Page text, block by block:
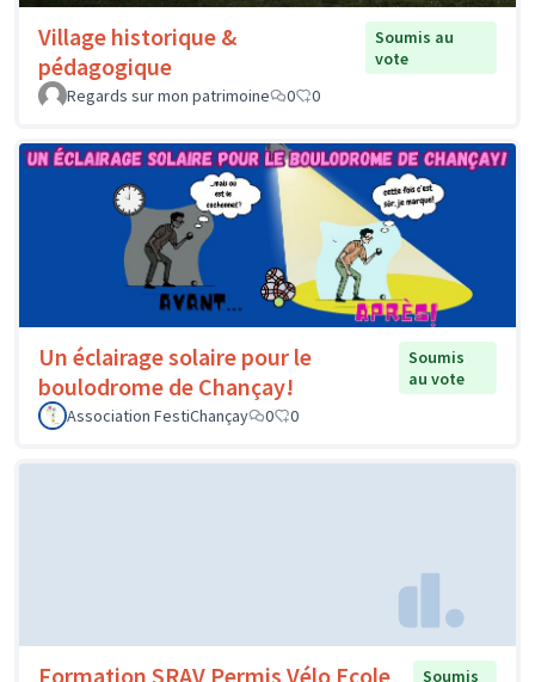
Village historique &
pédagogique
Soumis au
vote
Regards sur mon patrimoine
0 0
Un éclairage solaire pour le
boulodrome de Chançay!
Soumis
au vote
Association FestiChançay
0 0
Formation SRAV Permis Vélo Ecole
Soumis